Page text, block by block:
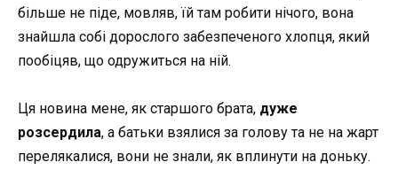
більше не піде, мовляв, їй там робити нічого, вона
знайшла собі дорослого забезпеченого хлопця, який
пообіцяв, що одружиться на ній.
Ця новина мене, як старшого брата, дуже
розсердила, а батьки взялися за голову та не на жарт
перелякалися, вони не знали, як вплинути на доньку.